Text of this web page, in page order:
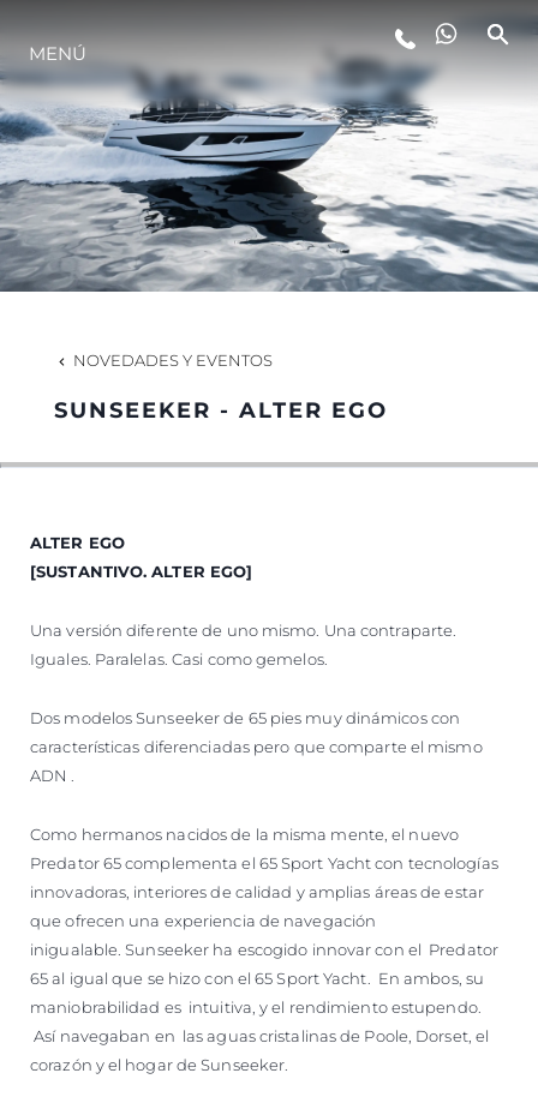
ESTILO DE VIDA
INNOVACIÓN
¿QUIÉNES SOMOS?
EL EQUIPO
MENÚ
NOVEDADES Y EVENTOS
SUNSEEKER - ALTER EGO
ALTER EGO
[SUSTANTIVO. ALTER EGO]
Una versión diferente de uno mismo. Una contraparte.
Iguales. Paralelas. Casi como gemelos.
Dos modelos Sunseeker de 65 pies muy dinámicos con
características diferenciadas pero que comparte el mismo
ADN .
Como hermanos nacidos de la misma mente, el nuevo
Predator 65 complementa el 65 Sport Yacht con tecnologías
innovadoras, interiores de calidad y amplias áreas de estar
que ofrecen una experiencia de navegación
inigualable. Sunseeker ha escogido innovar con el Predator
65 al igual que se hizo con el 65 Sport Yacht. En ambos, su
maniobrabilidad es intuitiva, y el rendimiento estupendo.
Así navegaban en las aguas cristalinas de Poole, Dorset, el
corazón y el hogar de Sunseeker.